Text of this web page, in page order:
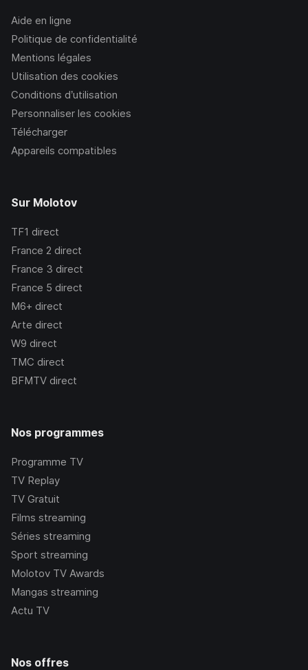
Aide en ligne
Politique de confidentialité
Mentions légales
Utilisation des cookies
Conditions d’utilisation
Personnaliser les cookies
Télécharger
Appareils compatibles
Sur Molotov
TF1 direct
France 2 direct
France 3 direct
France 5 direct
M6+ direct
Arte direct
W9 direct
TMC direct
BFMTV direct
Nos programmes
Programme TV
TV Replay
TV Gratuit
Films streaming
Séries streaming
Sport streaming
Molotov TV Awards
Mangas streaming
Actu TV
Nos offres